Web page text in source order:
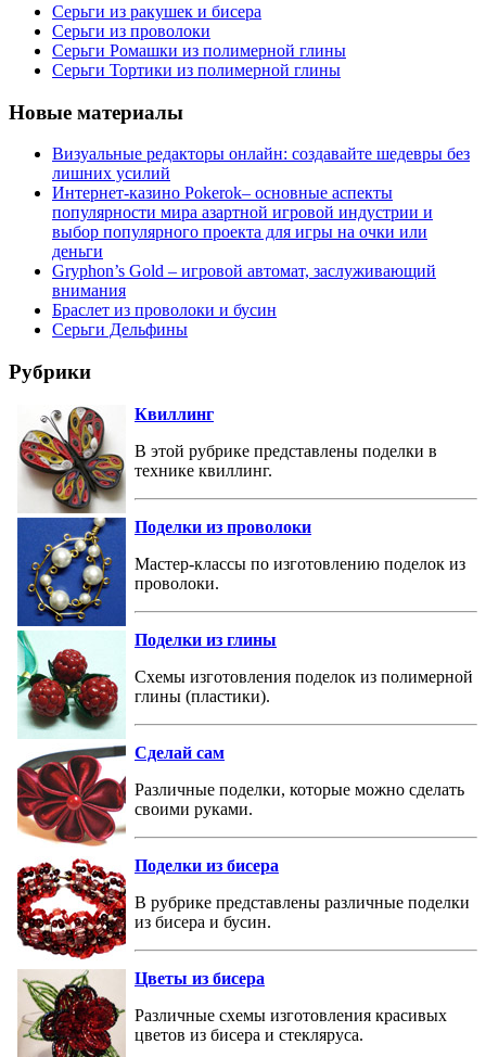
Серьги из ракушек и бисера
Серьги из проволоки
Серьги Ромашки из полимерной глины
Серьги Тортики из полимерной глины
Новые материалы
Визуальные редакторы онлайн: создавайте шедевры без
лишних усилий
Интернет-казино Pokerok– основные аспекты
популярности мира азартной игровой индустрии и
выбор популярного проекта для игры на очки или
деньги
Gryphon’s Gold – игровой автомат, заслуживающий
внимания
Браслет из проволоки и бусин
Серьги Дельфины
Рубрики
Квиллинг
В этой рубрике представлены поделки в
технике квиллинг.
Поделки из проволоки
Мастер-классы по изготовлению поделок из
проволоки.
Поделки из глины
Схемы изготовления поделок из полимерной
глины (пластики).
Сделай сам
Различные поделки, которые можно сделать
своими руками.
Поделки из бисера
В рубрике представлены различные поделки
из бисера и бусин.
Цветы из бисера
Различные схемы изготовления красивых
цветов из бисера и стекляруса.